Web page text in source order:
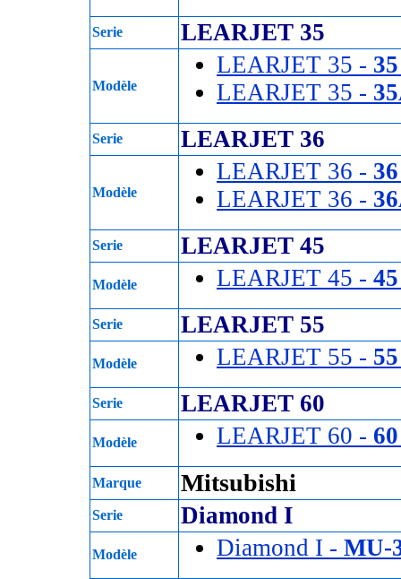
Serie LEARJET 35
Modèle
LEARJET 35 - 35
LEARJET 35 -
Serie LEARJET 36
Modèle
LEARJET 36 - 36
LEARJET 36 -
Serie LEARJET 45
Modèle LEARJET 45 - 45
Serie LEARJET 55
Modèle LEARJET 55 - 55
Serie LEARJET 60
Modèle LEARJET 60 - 60
Marque Mitsubishi
Serie Diamond I
Modèle Diamond I - MU-